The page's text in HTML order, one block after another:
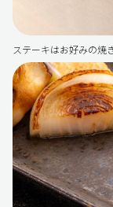
ステーキはお好みの焼